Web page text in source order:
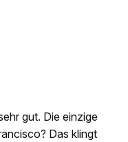
gut. Die einzige
Das klingt